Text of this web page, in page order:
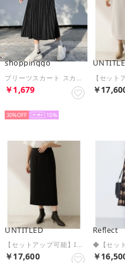
shoppinggo
￥1,679
30% 10
￥
UNTITLED
【セットアップ可能】Iラインシルエットスカート （ブラック(019)）
￥17,600
Reflect
￥